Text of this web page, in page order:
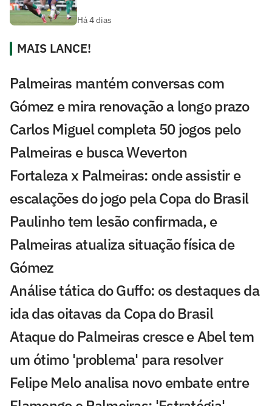
Há 4 dias
MAIS LANCE!
Palmeiras mantém conversas com
Gómez e mira renovação a longo prazo
Carlos Miguel completa 50 jogos pelo
Palmeiras e busca Weverton
Fortaleza x Palmeiras: onde assistir e
escalações do jogo pela Copa do Brasil
Paulinho tem lesão confirmada, e
Palmeiras atualiza situação física de
Gómez
Análise tática do Guffo: os destaques da
ida das oitavas da Copa do Brasil
Ataque do Palmeiras cresce e Abel tem
um ótimo 'problema' para resolver
Felipe Melo analisa novo embate entre